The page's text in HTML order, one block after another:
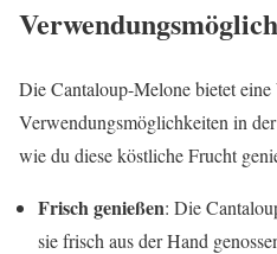
Die Cantaloup-Melone bietet
Verwendungsmöglichkeiten in
wie du diese köstliche Frucht
Frisch genießen: Die
sie frisch aus der Hand